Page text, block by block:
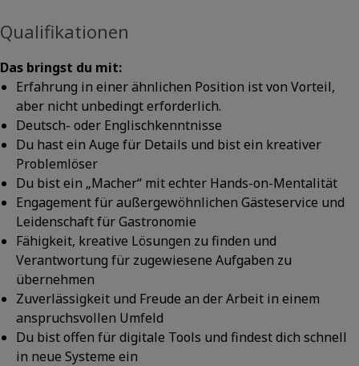
Qualifikationen
Das bringst du mit:
Erfahrung in einer ähnlichen Position ist von Vorteil,
aber nicht unbedingt erforderlich.
Deutsch- oder Englischkenntnisse
Du hast ein Auge für Details und bist ein kreativer
Problemlöser
Du bist ein „Macher“ mit echter Hands-on-Mentalität
Engagement für außergewöhnlichen Gästeservice und
Leidenschaft für Gastronomie
Fähigkeit, kreative Lösungen zu finden und
Verantwortung für zugewiesene Aufgaben zu
übernehmen
Zuverlässigkeit und Freude an der Arbeit in einem
anspruchsvollen Umfeld
Du bist offen für digitale Tools und findest dich schnell
in neue Systeme ein